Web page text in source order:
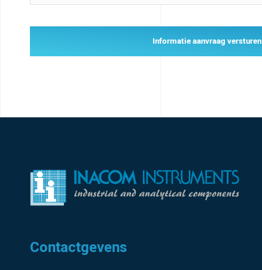
Informatie aanvraag versturen
Contactgevens